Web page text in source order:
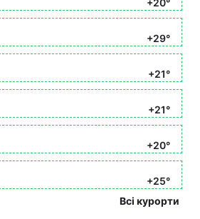
+20°
+29°
+21°
+21°
+20°
+25°
Всі курорти